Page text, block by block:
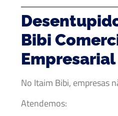
Bibi
Empresarial
No Itaim Bibi, empresas
Atendemos: